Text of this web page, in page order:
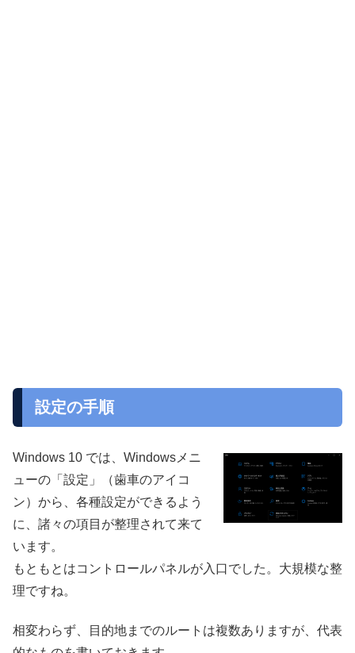
設定の手順
Windows 10 では、Windowsメニ
ューの「設定」（歯車のアイコ
ン）から、各種設定ができるよう
に、諸々の項目が整理されて来て
います。
もともとはコントロールパネルが入口でした。大規模な整
理ですね。
相変わらず、目的地までのルートは複数ありますが、代表